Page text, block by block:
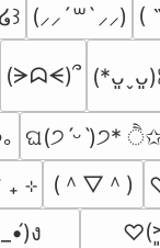
(⸝⸝´꒳`⸝⸝) (
(ᗒᗣᗕ)՞
ଘ(੭ˊᵕˋ)੭*
₊ ⊹ (＾▽＾)
ง